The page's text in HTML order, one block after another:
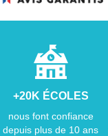
+20K ÉCOLES
nous font confiance
depuis plus de 10 ans